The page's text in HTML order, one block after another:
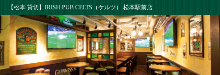
【松本 貸切】IRISH PUB CELTS（ケルツ） 松本駅前店